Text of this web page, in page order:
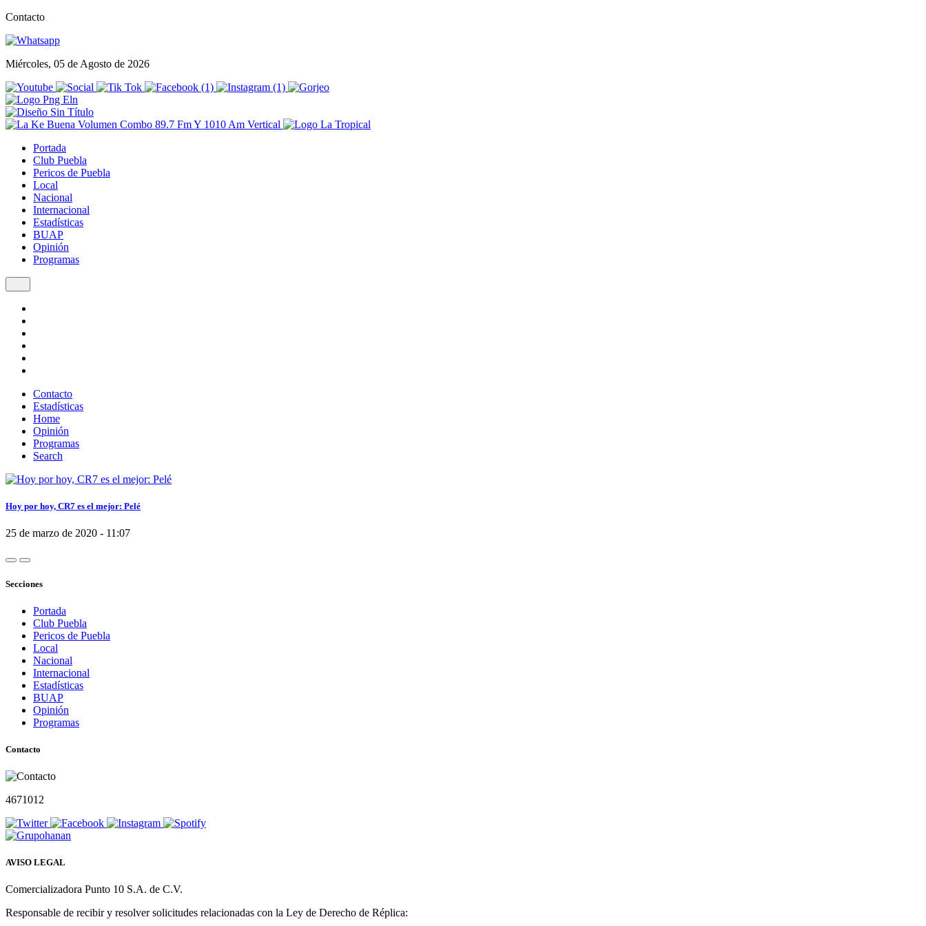
Contacto
Miércoles, 05 de Agosto de 2026
Portada
Club Puebla
Pericos de Puebla
Local
Nacional
Internacional
Estadísticas
BUAP
Opinión
Programas
Contacto
Estadísticas
Home
Opinión
Programas
Search
Hoy por hoy, CR7 es el mejor: Pelé
25 de marzo de 2020 - 11:07
Secciones
Portada
Club Puebla
Pericos de Puebla
Local
Nacional
Internacional
Estadísticas
BUAP
Opinión
Programas
Contacto
4671012
AVISO LEGAL
Comercializadora Punto 10 S.A. de C.V.
Responsable de recibir y resolver solicitudes relacionadas con la Ley de Derecho de Réplica: